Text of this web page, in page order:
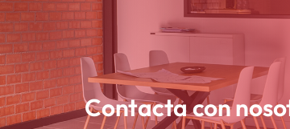
Contacta con